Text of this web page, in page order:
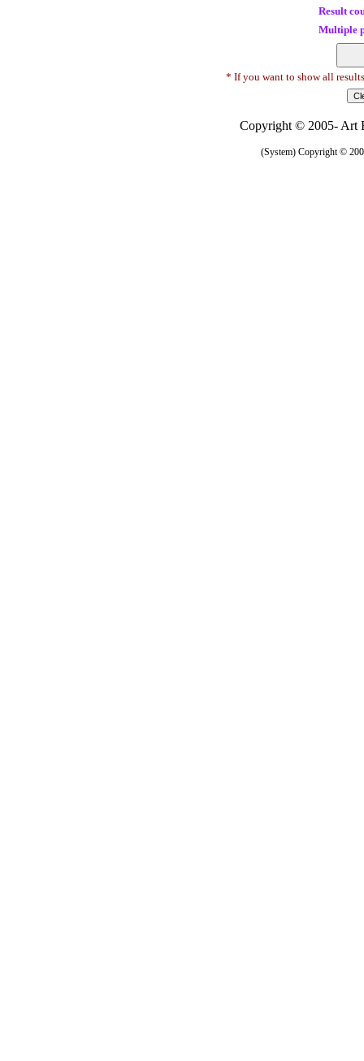
Result
Multiple
* If you want to show all
Copyright © 2005- Art
(System) Copyright ©